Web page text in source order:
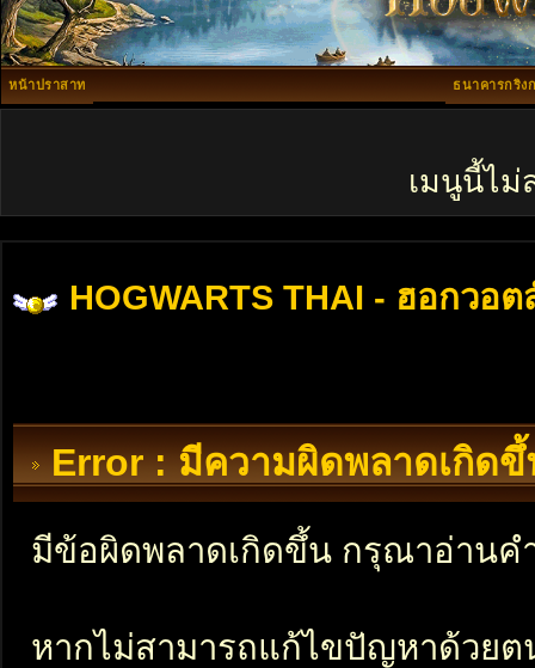
หน้าปราสาท ธนาคารกริง
เมนูนี้ไม่
HOGWARTS THAI - ฮอกวอต
Error : มีความผิดพลาดเกิดขึ้
มีข้อผิดพลาดเกิดขึ้น กรุณาอ่านค
หากไม่สามารถแก้ไขปัญหาด้วย